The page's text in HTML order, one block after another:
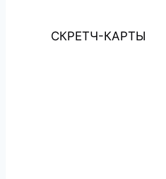
СКРЕТЧ-КАРТЫ